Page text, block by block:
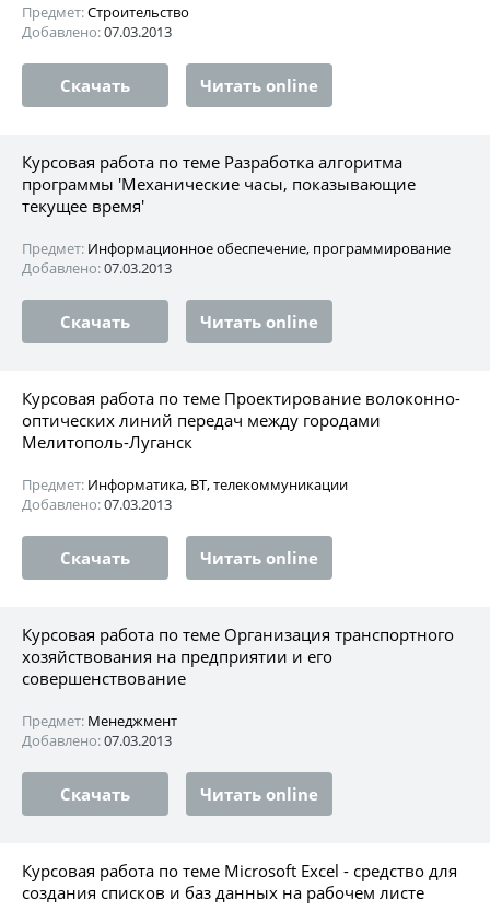
Предмет:Строительство
Добавлено:07.03.2013
Скачать Читать online
Курсовая работа по теме Разработка алгоритма
программы 'Механические часы, показывающие
текущее время'
Предмет: Информационное обеспечение, программирование
Добавлено:07.03.2013
Скачать Читать online
Курсовая работа по теме Проектирование волоконно-
оптических линий передач между городами
Мелитополь-Луганск
Предмет: Информатика, ВТ, телекоммуникации
Добавлено:07.03.2013
Скачать Читать online
Курсовая работа по теме Организация транспортного
хозяйствования на предприятии и его
совершенствование
Предмет: Менеджмент
Добавлено:07.03.2013
Скачать Читать online
Курсовая работа по теме Microsoft Excel - средство для
создания списков и баз данных на рабочем листе